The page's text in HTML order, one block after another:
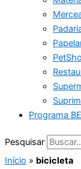
Programa
Pesquisar
Início » bicicleta